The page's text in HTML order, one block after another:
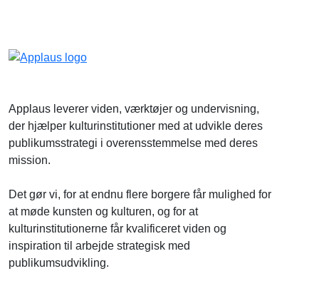
Applaus leverer viden, værktøjer og undervisning,
der hjælper kulturinstitutioner med at udvikle deres
publikumsstrategi i overensstemmelse med deres
mission.
Det gør vi, for at endnu flere borgere får mulighed for
at møde kunsten og kulturen, og for at
kulturinstitutionerne får kvalificeret viden og
inspiration til arbejde strategisk med
publikumsudvikling.